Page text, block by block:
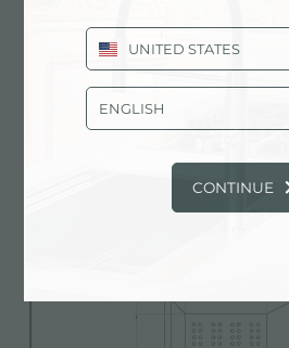
Modelo 3D
UNITED STATES
ENGLISH
CONTINUE